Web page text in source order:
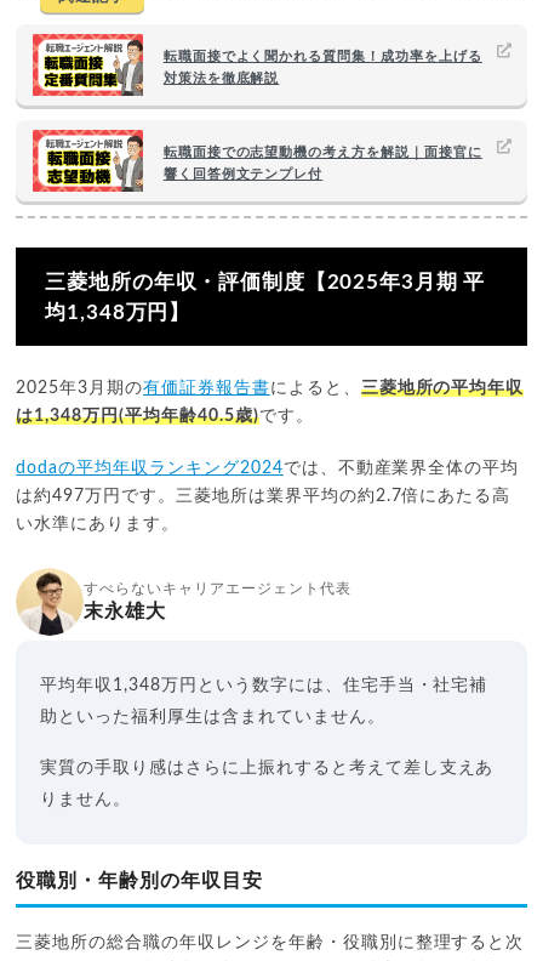
転職面接でよく聞かれる質問集！成功率を上げる
対策法を徹底解説
転職面接での志望動機の考え方を解説｜面接官に
響く回答例文テンプレ付
三菱地所の年収・評価制度【2025年3月期 平
均1,348万円】
2025年3月期の有価証券報告書によると、 三菱地所の平均年収
は1,348万円(平均年齢40.5歳)です。
dodaの平均年収ランキング2024では、不動産業界全体の平均
は約497万円です。三菱地所は業界平均の約2.7倍にあたる高
い水準にあります。
すべらないキャリアエージェント代表
末永雄大
平均年収1,348万円という数字には、住宅手当・社宅補
助といった福利厚生は含まれていません。
実質の手取り感はさらに上振れすると考えて差し支えあ
りません。
役職別・年齢別の年収目安
三菱地所の総合職の年収レンジを年齢・役職別に整理すると次